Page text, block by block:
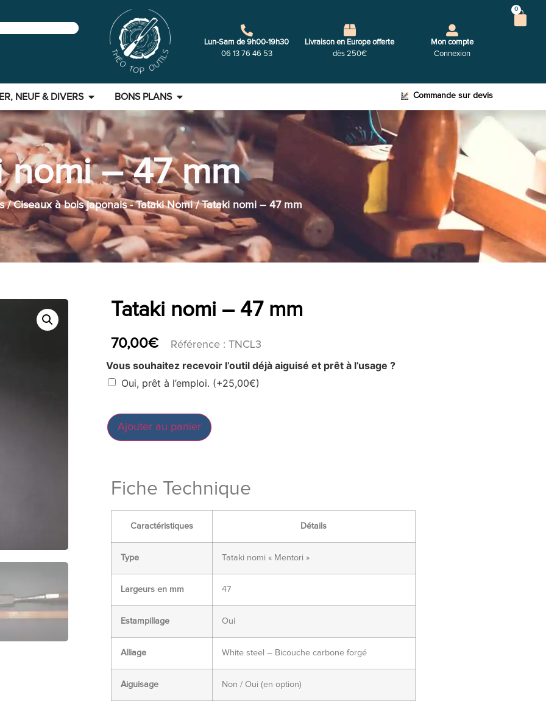
Lun-Sam de 9h00-19h30
06 13 76 46 53
Livraison en Europe offerte
dès 250€
Mon compte
Connexion
0
NEUF & DIVERS BONS PLANS Commande sur devis
nomi – 47 mm
/Ciseaux à bois japonais - Tataki Nomi/ Tataki nomi – 47 mm
Tataki nomi – 47 mm
70,00€ Référence : TNCL3
Vous souhaitez recevoir l’outil déjà aiguisé et prêt à l’usage ?
Oui, prêt à l’emploi. (+25,00€)
Ajouter au panier
Fiche Technique
Caractéristiques Détails
Type Tataki nomi « Mentori »
Largeurs en mm 47
Estampillage Oui
Alliage White steel – Bicouche carbone forgé
Aiguisage Non / Oui (en option)